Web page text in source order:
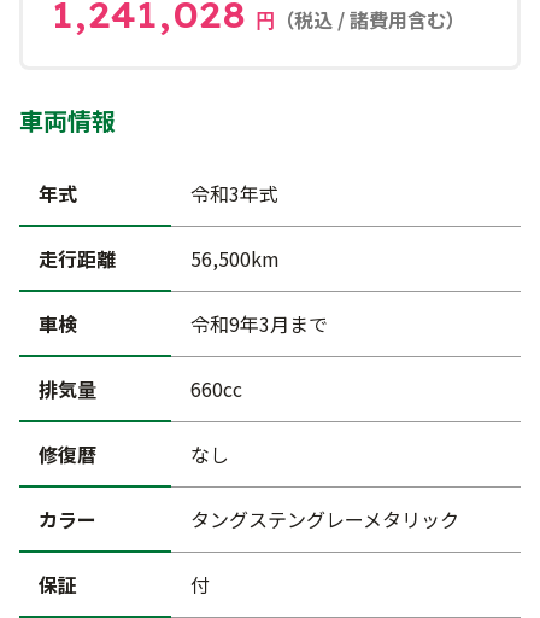
1,241,028 円 （税込 / 諸費用含む）
車両情報
年式 令和3年式
走行距離 56,500km
車検 令和9年3月まで
排気量 660cc
修復暦 なし
カラー タングステングレーメタリック
保証 付